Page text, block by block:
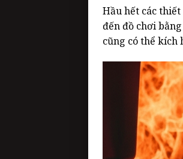
Hầu hết các
đến đồ chơi
cũng có thể kích